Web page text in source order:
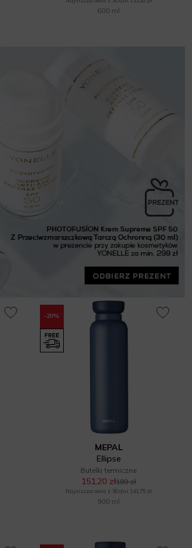
600 ml
-20%
MEPAL
Ellipse
Butelki termiczne
151,20 zł189 zł
Najniższa cena z 30 dni: 141,75 zł
900 ml